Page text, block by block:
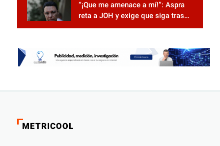
“¡Que me amenace a mí!”: Aspra
reta a JOH y exige que siga tras
las rejas
METRICOOL